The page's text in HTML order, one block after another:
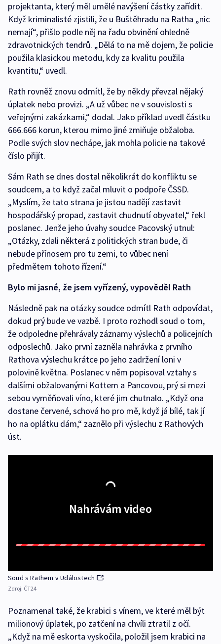
projektanta, který měl umělé navýšení částky zařídit.
Když kriminalisté zjistili, že u Buštěhradu na Ratha „nic
nemají“, přišlo podle něj na řadu obvinění ohledně
zdravotnických tendrů. „Dělá to na mě dojem, že policie
použila klasickou metodu, kdy za kvalitu použila
kvantitu,“ uvedl.
Rath rovněž znovu odmítl, že by někdy převzal nějaký
úplatek nebo provizi. „A už vůbec ne v souvislosti s
veřejnými zakázkami,“ dodal. Jako příklad uvedl částku
666.666 korun, kterou mimo jiné zmiňuje obžaloba.
Podle svých slov nechápe, jak mohla policie na takové
číslo přijít.
Sám Rath se dnes dostal několikrát do konfliktu se
soudcem, a to když začal mluvit o podpoře ČSSD.
„Myslím, že tato strana je jistou nadějí zastavit
hospodářský propad, zastavit chudnutí obyvatel,“ řekl
poslanec. Jenže jeho úvahy soudce Pacovský utnul:
„Otázky, zdali některá z politických stran bude, či
nebude přínosem pro tu zemi, to vůbec není
předmětem tohoto řízení.“
Bylo mi jasné, že jsem vyřízený, vypověděl Rath
Následně pak na otázky soudce odmítl Rath odpovídat,
dokud prý bude ve vazbě. I proto rozhodl soud o tom,
že odpoledne přehrávaly záznamy výslechů a policejních
odposlechů. Jako první zazněla nahrávka z prvního
Rathova výslechu krátce po jeho zadržení loni v
polovině května. Poslanec v něm popisoval vztahy s
dalšími obžalovanými Kottem a Pancovou, prý si mezi
sebou vyměňovali víno, které jim chutnalo. „Když ona
dostane červené, schová ho pro mě, když já bílé, tak jí
ho na oplátku dám,“ zaznělo při výslechu z Rathových
úst.
Nahrávám video
Soud s Rathem v Událostech
Zdroj: ČT24
Poznamenal také, že krabici s vínem, ve které měl být
milionový úplatek, po zatčení na chvíli ztratil z očí.
„Když na mě eskorta vyskočila, položil jsem krabici na